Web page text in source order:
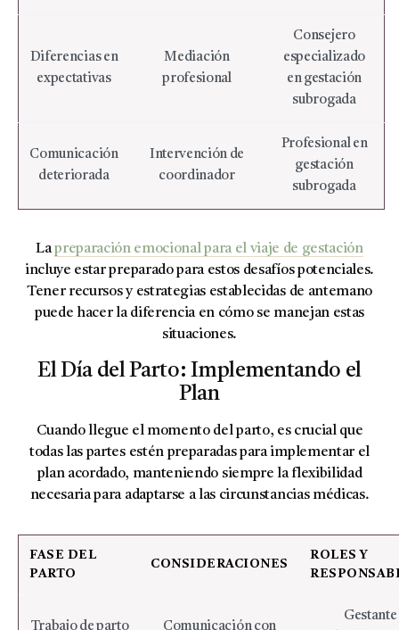
Diferencias en
expectativas
Mediación
profesional
Consejero
especializado
en gestación
subrogada
Comunicación
deteriorada
Intervención de
coordinador
Profesional en
gestación
subrogada
Lapreparación emocional para el viaje de gestación
incluye estar preparado para estos desafíos potenciales.
Tener recursos y estrategias establecidas de antemano
puede hacer la diferencia en cómo se manejan estas
situaciones.
El Día del Parto: Implementando el
Plan
Cuando llegue el momento del parto, es crucial que
todas las partes estén preparadas para implementar el
plan acordado, manteniendo siempre la flexibilidad
necesaria para adaptarse a las circunstancias médicas.
FASE DEL
PARTO
CONSIDERACIONES
ROLES Y
Trabajo de parto
Comunicación con